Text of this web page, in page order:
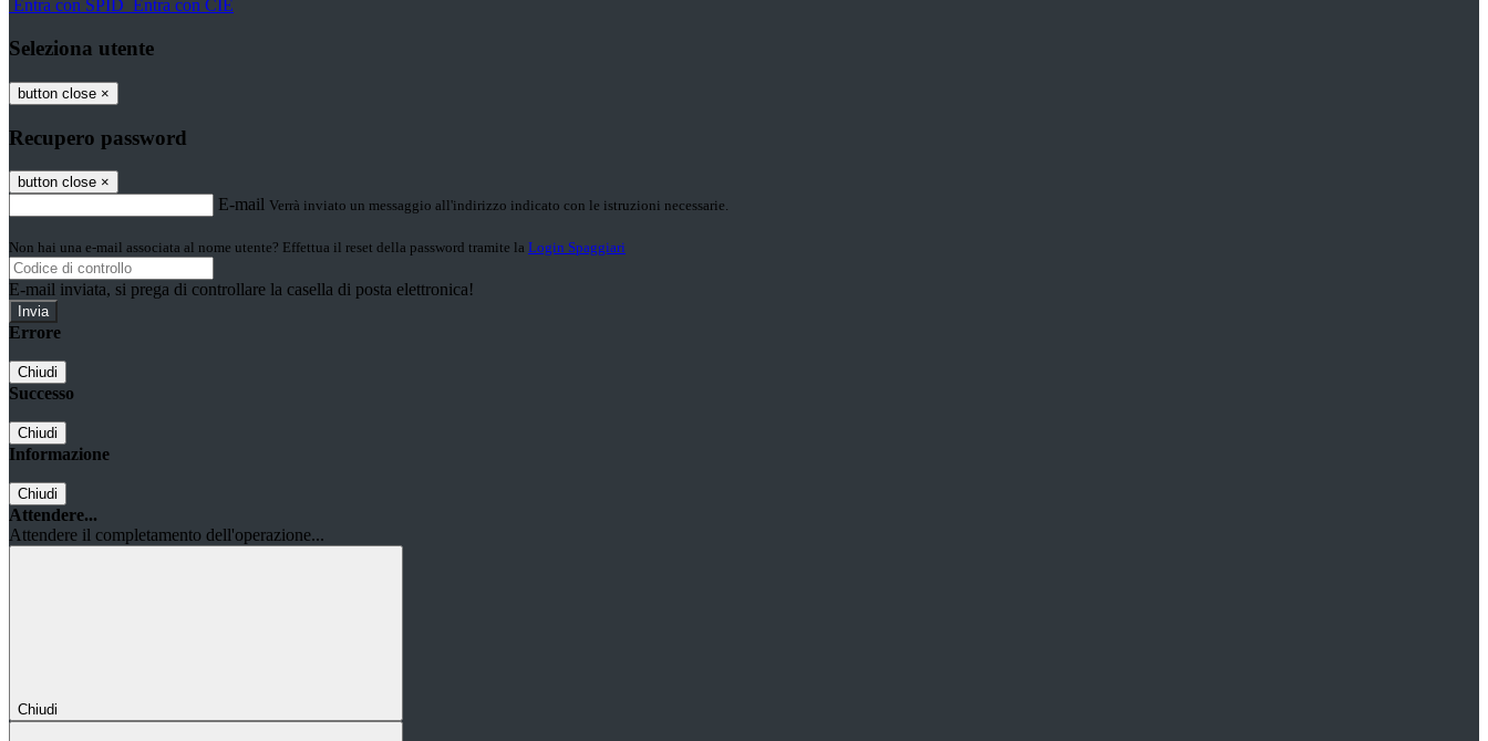
Entra con SPID Entra con CIE
Seleziona utente
button close ×
Recupero password
button close ×
E-mail Verrà inviato un messaggio all'indirizzo indicato con le istruzioni necessarie.
Non hai una e-mail associata al nome utente? Effettua il reset della password tramite la Login Spaggiari
E-mail inviata, si prega di controllare la casella di posta elettronica!
Errore
Chiudi
Successo
Chiudi
Informazione
Chiudi
Attendere...
Attendere il completamento dell'operazione...
Chiudi